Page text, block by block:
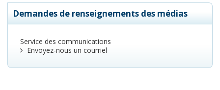
Demandes de renseignements des médias
Service des communications
Envoyez-nous un courriel